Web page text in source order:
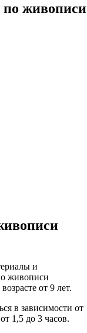
живописи
и
живописи
от 9 лет.
в зависимости от
1,5 до 3 часов.